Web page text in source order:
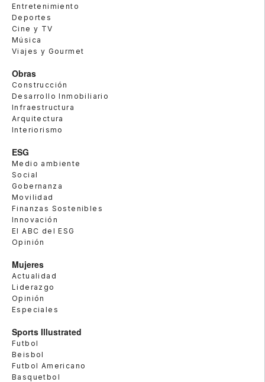
Entretenimiento
Deportes
Cine y TV
Música
Viajes y Gourmet
Obras
Construcción
Desarrollo Inmobiliario
Infraestructura
Arquitectura
Interiorismo
ESG
Medio ambiente
Social
Gobernanza
Movilidad
Finanzas Sostenibles
Innovación
El ABC del ESG
Opinión
Mujeres
Actualidad
Liderazgo
Opinión
Especiales
Sports Illustrated
Futbol
Beisbol
Futbol Americano
Basquetbol